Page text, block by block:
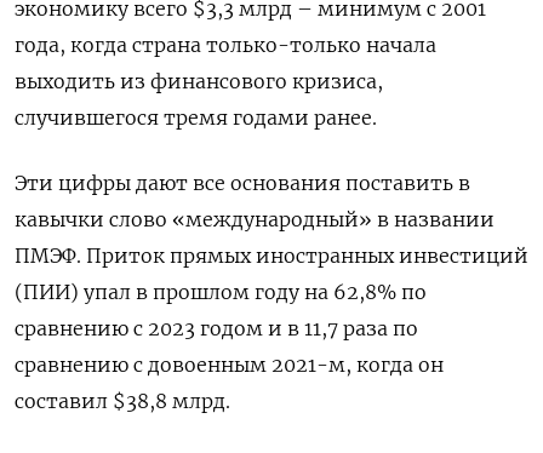
экономику всего $3,3 млрд – минимум с 2001
года, когда страна только-только начала
выходить из финансового кризиса,
случившегося тремя годами ранее.
Эти цифры дают все основания поставить в
кавычки слово «международный» в названии
ПМЭФ. Приток прямых иностранных инвестиций
(ПИИ) упал в прошлом году на 62,8% по
сравнению с 2023 годом и в 11,7 раза по
сравнению с довоенным 2021-м, когда он
составил $38,8 млрд.